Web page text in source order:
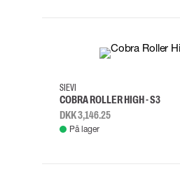
38
SIEVI
COBRA ROLLER HIGH - S3
DKK 3,146.25
På lager